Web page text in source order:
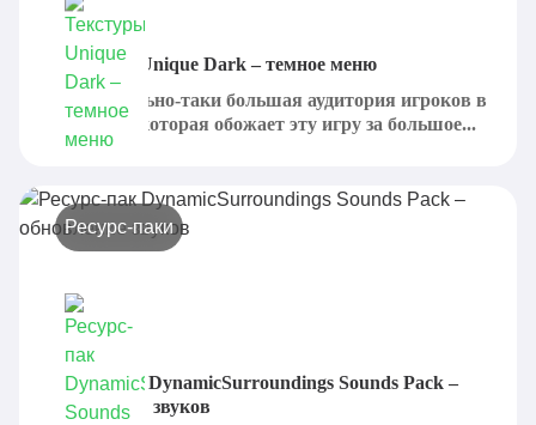
Текстуры Unique Dark – темное меню
Есть довольно-таки большая аудитория игроков в
Minecraft, которая обожает эту игру за большое...
Ресурс-паки
Ресурс-пак DynamicSurroundings Sounds Pack –
обновление звуков